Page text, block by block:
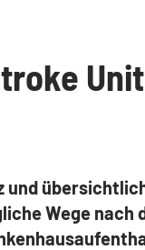
und
Wege nach